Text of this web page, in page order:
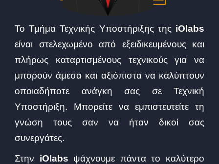
Το Τμήμα Τεχνικής Υποστήριξης της iOlabs
είναι στελεχωμένο από εξειδικευμένους και
πλήρως καταρτισμένους τεχνικούς για να
μπορούν άμεσα και αξιόπιστα να καλύπτουν
οποιαδήποτε ανάγκη σας σε Τεχνική
Υποστήριξη. Μπορείτε να εμπιστευτείτε τη
γνώση τους σαν να ήταν δικοί σας
συνεργάτες.
Στην iOlabs ψάχνουμε πάντα το καλύτερο